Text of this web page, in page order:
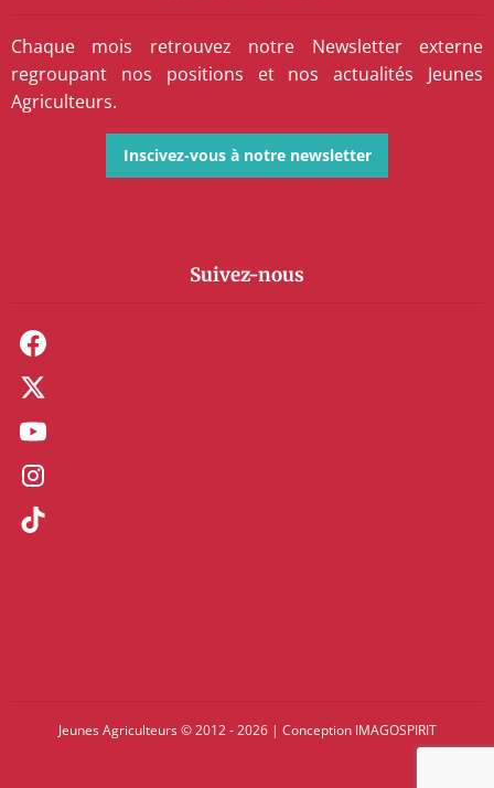
Chaque mois retrouvez notre Newsletter externe
regroupant nos positions et nos actualités Jeunes
Agriculteurs.
Inscivez-vous à notre newsletter
Suivez-nous
Jeunes Agriculteurs © 2012 - 2026 | Conception IMAGOSPIRIT